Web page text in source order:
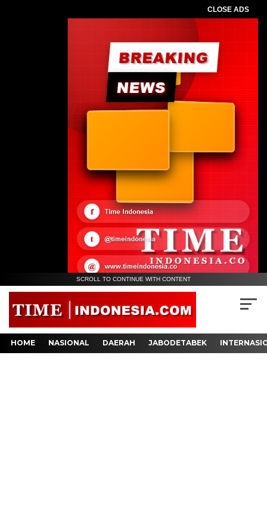
CLOSE ADS
SCROLL TO CONTINUE WITH CONTENT
HOME NASIONAL DAERAH JABODETABEK